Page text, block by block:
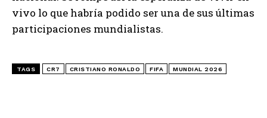
vivo lo que habría podido ser una de sus últimas
participaciones mundialistas.
TAGS CR7 CRISTIANO RONALDO FIFA MUNDIAL 2026